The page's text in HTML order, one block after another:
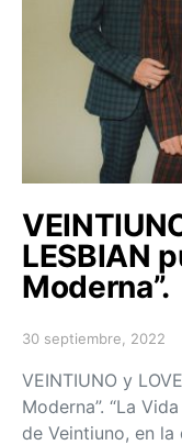
LESBIAN
Moderna”.
Posted on
30 septiembre, 2022
VEINTIUNO y
Moderna”. “La
de Veintiuno, en